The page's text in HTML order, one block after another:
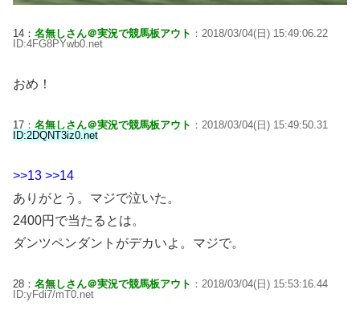
14： 名無しさん＠実況で競馬板アウト ：2018/03/04(日) 15:49:06.22
ID:4FG8PYwb0.net
おめ！
17： 名無しさん＠実況で競馬板アウト ：2018/03/04(日) 15:49:50.31
ID:2DQNT3iz0.net
>>13 >>14
ありがとう。マジで泣いた。
2400円で当たるとは。
ダンツペンダントがデカいよ。マジで。
28： 名無しさん＠実況で競馬板アウト ：2018/03/04(日) 15:53:16.44
ID:yFdi7/mT0.net